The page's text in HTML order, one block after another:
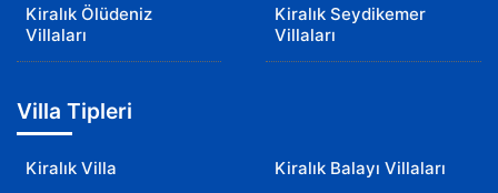
Kiralık Ölüdeniz
Villaları
Kiralık Seydikemer
Villaları
Villa Tipleri
Kiralık Villa Kiralık Balayı Villaları